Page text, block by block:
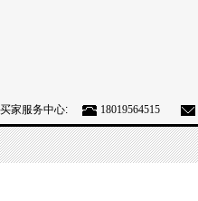
买家服务中心: 18019564515